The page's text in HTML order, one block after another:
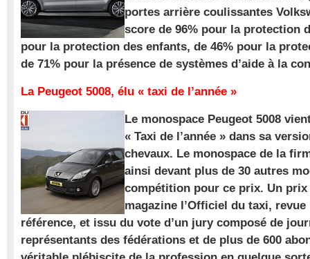
portes arrière coulissantes
score de 96% pour la protection
pour la protection des enfants, de 46% pour la
de 71% pour la présence de systèmes d’aide à la
La Peugeot 5008, élu « taxi de l’année »
Le monospace Peugeot 5008
« Taxi de l’année » dans sa
chevaux. Le monospace de la
ainsi devant plus de 30 autres
compétition pour ce prix. Un
magazine l’Officiel du taxi,
référence, et issu du vote d’un jury composé de
représentants des fédérations et de plus de 600